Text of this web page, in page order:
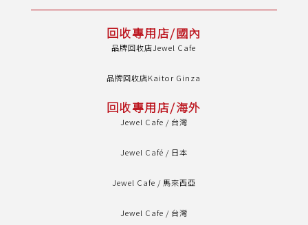
回收專用店/國內
品牌回收店Jewel Cafe
品牌回收店Kaitor Ginza
回收專用店/海外
Jewel Cafe / 台灣
Jewel Café / 日本
Jewel Cafe / 馬來西亞
Jewel Cafe / 台灣